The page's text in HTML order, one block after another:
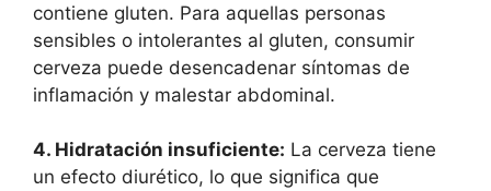
contiene gluten. Para aquellas personas
sensibles o intolerantes al gluten, consumir
cerveza puede desencadenar síntomas de
inflamación y malestar abdominal.
4. Hidratación insuficiente: La cerveza tiene
un efecto diurético, lo que significa que